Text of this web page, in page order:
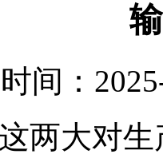
间：
两大对